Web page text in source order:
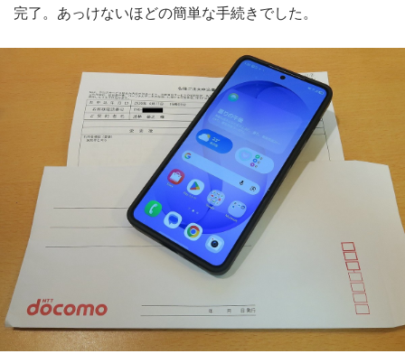
完了。あっけないほどの簡単な手続きでした。